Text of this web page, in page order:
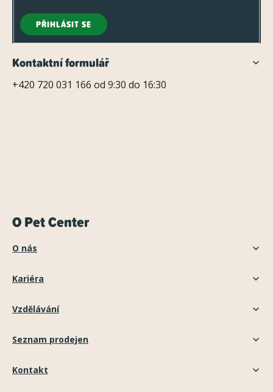
PŘIHLÁSIT SE
Kontaktní formulář
+420 720 031 166 od 9:30 do 16:30
O Pet Center
O nás
Kariéra
Vzdělávání
Seznam prodejen
Kontakt